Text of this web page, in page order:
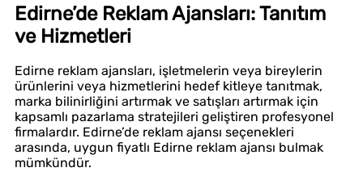
Edirne’de Reklam Ajansları: Tanıtım
ve Hizmetleri
Edirne reklam ajansları, işletmelerin veya bireylerin
ürünlerini veya hizmetlerini hedef kitleye tanıtmak,
marka bilinirliğini artırmak ve satışları artırmak için
kapsamlı pazarlama stratejileri geliştiren profesyonel
firmalardır. Edirne’de reklam ajansı seçenekleri
arasında, uygun fiyatlı Edirne reklam ajansı bulmak
mümkündür.